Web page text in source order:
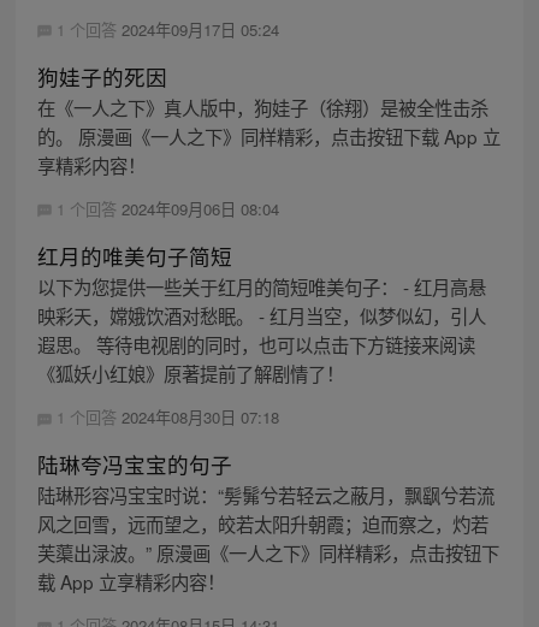
1 个回答 2024年09月17日 05:24
狗娃子的死因
在《一人之下》真人版中，狗娃子（徐翔）是被全性击杀
的。 原漫画《一人之下》同样精彩，点击按钮下载 App 立
享精彩内容！
1 个回答 2024年09月06日 08:04
红月的唯美句子简短
以下为您提供一些关于红月的简短唯美句子： - 红月高悬
映彩天，嫦娥饮酒对愁眠。 - 红月当空，似梦似幻，引人
遐思。 等待电视剧的同时，也可以点击下方链接来阅读
《狐妖小红娘》原著提前了解剧情了！
1 个回答 2024年08月30日 07:18
陆琳夸冯宝宝的句子
陆琳形容冯宝宝时说：“髣髴兮若轻云之蔽月，飘飖兮若流
风之回雪，远而望之，皎若太阳升朝霞；迫而察之，灼若
芙蕖出渌波。” 原漫画《一人之下》同样精彩，点击按钮下
载 App 立享精彩内容！